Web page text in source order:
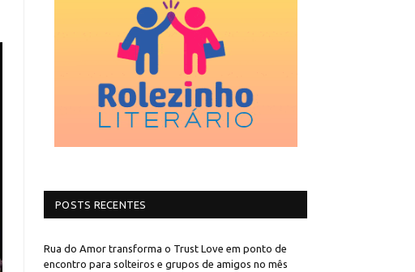
POSTS RECENTES
Rua do Amor transforma o Trust Love em ponto de
encontro para solteiros e grupos de amigos no mês